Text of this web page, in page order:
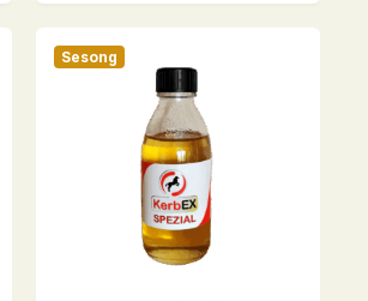
Sesong